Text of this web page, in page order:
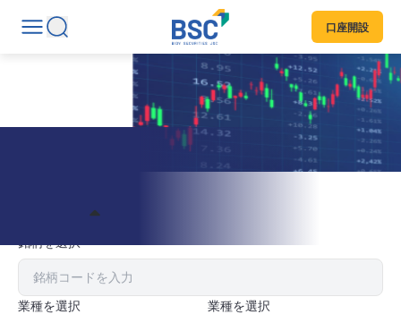
口座開設
銘柄を選択
業種を選択 業種を選択